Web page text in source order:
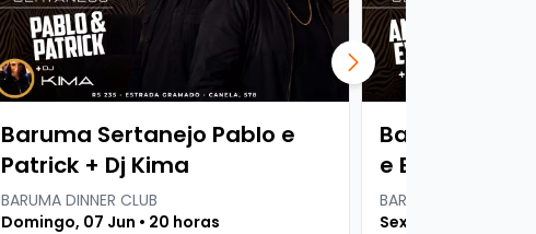
Baruma Sertanejo Pablo e
Patrick + Dj Kima
BARUMA DINNER CLUB
Domingo, 07 Jun • 20 horas
Baruma
e Everton +
BARUMA DINNER CLUB
Sexta, 07 Ago • 20